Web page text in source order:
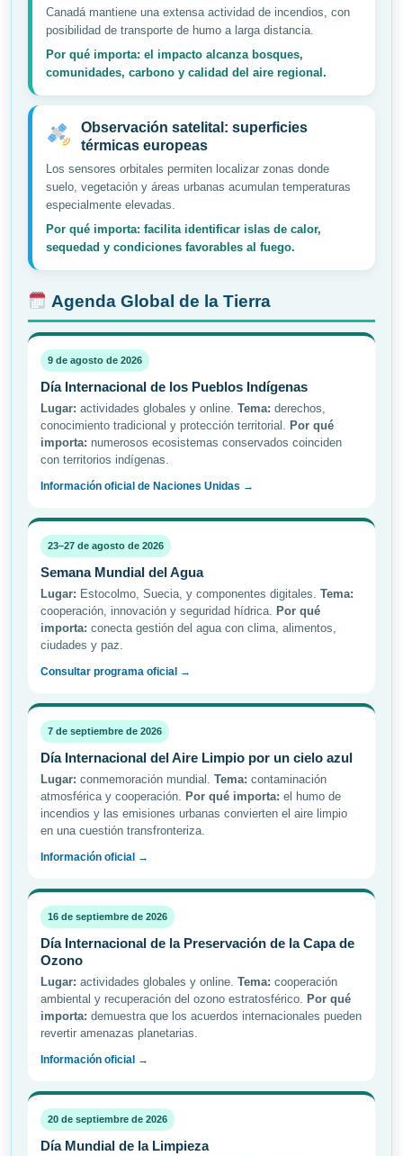
Canadá mantiene una extensa actividad de incendios, con
posibilidad de transporte de humo a larga distancia.
Por qué importa: el impacto alcanza bosques,
comunidades, carbono y calidad del aire regional.
Observación satelital: superficies
térmicas europeas
Los sensores orbitales permiten localizar zonas donde
suelo, vegetación y áreas urbanas acumulan temperaturas
especialmente elevadas.
Por qué importa: facilita identificar islas de calor,
sequedad y condiciones favorables al fuego.
Agenda Global de la Tierra
9 de agosto de 2026
Día Internacional de los Pueblos Indígenas
Lugar: actividades globales y online. Tema: derechos,
conocimiento tradicional y protección territorial. Por qué
importa: numerosos ecosistemas conservados coinciden
con territorios indígenas.
Información oficial de Naciones Unidas →
23–27 de agosto de 2026
Semana Mundial del Agua
Lugar: Estocolmo, Suecia, y componentes digitales. Tema:
cooperación, innovación y seguridad hídrica. Por qué
importa: conecta gestión del agua con clima, alimentos,
ciudades y paz.
Consultar programa oficial →
7 de septiembre de 2026
Día Internacional del Aire Limpio por un cielo azul
Lugar: conmemoración mundial. Tema: contaminación
atmosférica y cooperación. Por qué importa: el humo de
incendios y las emisiones urbanas convierten el aire limpio
en una cuestión transfronteriza.
Información oficial →
16 de septiembre de 2026
Día Internacional de la Preservación de la Capa de
Ozono
Lugar: actividades globales y online. Tema: cooperación
ambiental y recuperación del ozono estratosférico. Por qué
importa: demuestra que los acuerdos internacionales pueden
revertir amenazas planetarias.
Información oficial →
20 de septiembre de 2026
Día Mundial de la Limpieza